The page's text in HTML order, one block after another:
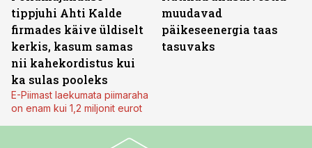
tippjuhi Ahti Kalde
firmades käive üldiselt
kerkis, kasum samas
nii kahekordistus kui
ka sulas pooleks
E-Piimast laekumata piimaraha
on enam kui 1,2 miljonit eurot
muudavad
päikeseenergia taas
tasuvaks